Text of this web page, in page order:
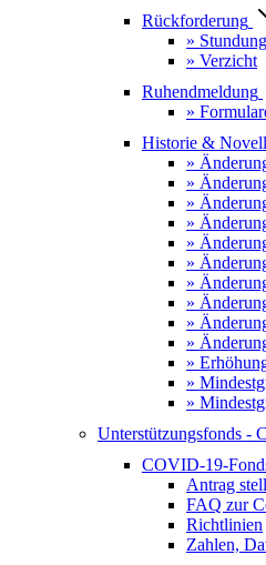
Rückforderung
»
» Verzicht
Ruhendmeldung
»
Historie &
»
»
»
»
»
»
»
»
»
»
»
»
»
Unterstützungsfonds -
COVID-19-
Antrag
FAQ zur
Richtlinien
Zahlen,